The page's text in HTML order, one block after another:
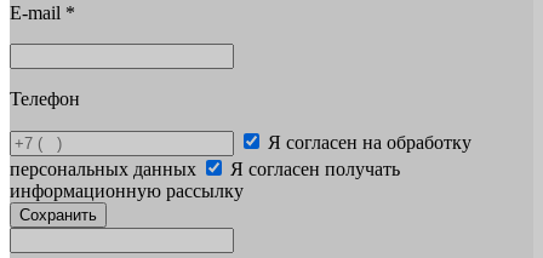
E-mail *
Телефон
Я согласен на обработку
персональных данных
Я согласен получать
информационную рассылку
Сохранить